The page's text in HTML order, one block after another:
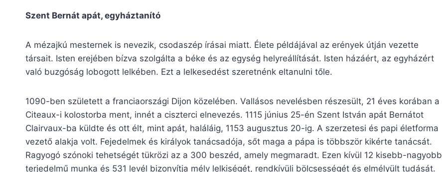
Szent Bernát apát, egyháztanító
A mézajkú mesternek is nevezik, csodaszép írásai miatt. Élete példájával az erények útján vezette
társait. Isten erejében bízva szolgálta a béke és az egység helyreállítását. Isten házáért, az egyházért
való buzgóság lobogott lelkében. Ezt a lelkesedést szeretnénk eltanulni tőle.
1090-ben született a franciaországi Dijon közelében. Vallásos nevelésben részesült, 21 éves korában a
Citeaux-i kolostorba ment, innét a ciszterci elnevezés. 1115 június 25-én Szent István apát Bernátot
Clairvaux-ba küldte és ott élt, mint apát, haláláig, 1153 augusztus 20-ig. A szerzetesi és papi életforma
vezető alakja volt. Fejedelmek és királyok tanácsadója, sőt maga a pápa is többször kikérte tanácsát.
Ragyogó szónoki tehetségét tükrözi az a 300 beszéd, amely megmaradt. Ezen kívül 12 kisebb-nagyobb
terjedelmű munka és 531 levél bizonyítja mély lelkiségét, rendkívüli bölcsességét és elmélyült tudását.